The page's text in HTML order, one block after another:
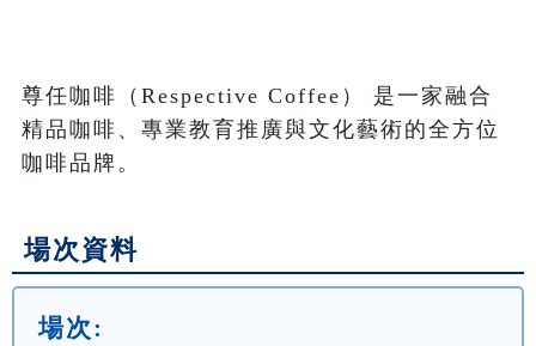
尊任咖啡（Respective Coffee） 是⼀家融合
精品咖啡、專業教育推廣與⽂化藝術的全⽅位
咖啡品牌。
場次資料
場次: